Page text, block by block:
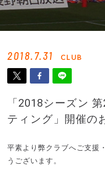
2018.7.31 CLUB
「2018シーズン
ティング」開催の
平素より弊クラブへご支援
うございます。